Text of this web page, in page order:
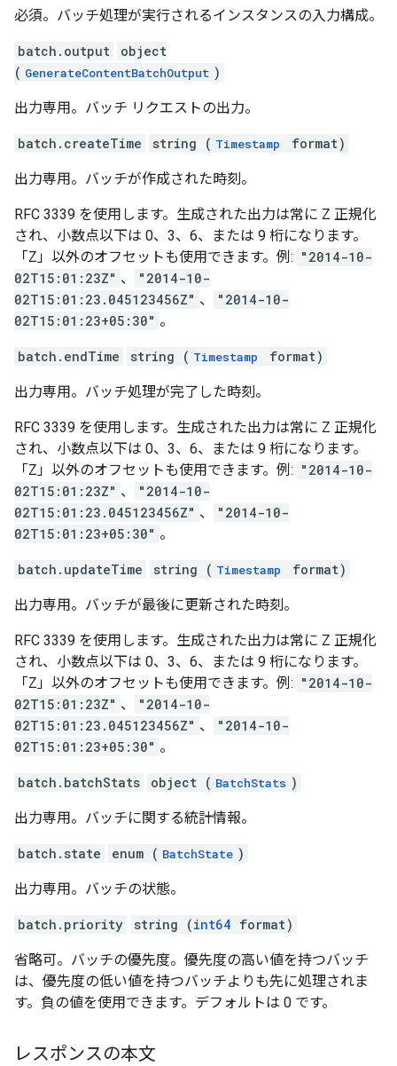
必須。バッチ処理が実行されるインスタンスの入力構成。
batch.output
object
( GenerateContentBatchOutput )
出力専用。バッチ リクエストの出力。
batch.createTime string ( Timestamp format)
出力専用。バッチが作成された時刻。
RFC 3339 を使用します。生成された出力は常に Z 正規化
され、小数点以下は 0、3、6、または 9 桁になります。
「Z」以外のオフセットも使用できます。例: "2014-10-
02T15:01:23Z" 、
"2014-10-
02T15:01:23.045123456Z" 、
"2014-10-
02T15:01:23+05:30" 。
batch.endTime string ( Timestamp format)
出力専用。バッチ処理が完了した時刻。
RFC 3339 を使用します。生成された出力は常に Z 正規化
され、小数点以下は 0、3、6、または 9 桁になります。
「Z」以外のオフセットも使用できます。例: "2014-10-
02T15:01:23Z" 、
"2014-10-
02T15:01:23.045123456Z" 、
"2014-10-
02T15:01:23+05:30" 。
batch.updateTime string ( Timestamp format)
出力専用。バッチが最後に更新された時刻。
RFC 3339 を使用します。生成された出力は常に Z 正規化
され、小数点以下は 0、3、6、または 9 桁になります。
「Z」以外のオフセットも使用できます。例: "2014-10-
02T15:01:23Z" 、
"2014-10-
02T15:01:23.045123456Z" 、
"2014-10-
02T15:01:23+05:30" 。
batch.batchStats object ( BatchStats )
出力専用。バッチに関する統計情報。
batch.state enum ( BatchState )
出力専用。バッチの状態。
batch.priority string (int64 format)
省略可。バッチの優先度。優先度の高い値を持つバッチ
は、優先度の低い値を持つバッチよりも先に処理されま
す。負の値を使用できます。デフォルトは 0 です。
レスポンスの本文